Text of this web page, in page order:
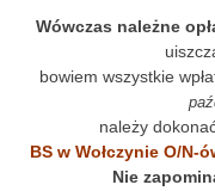
Wówczas należne
bowiem wszystkie
należy
BS w Wołczynie O/N-
Nie